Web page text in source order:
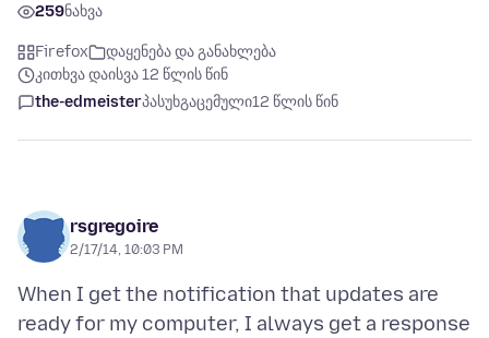
259ნახვა
Firefox
დაყენება და განახლება
კითხვა დაისვა 12 წლის წინ
the-edmeisterპასუხგაცემული12 წლის წინ
rsgregoire
2/17/14, 10:03 PM
When I get the notification that updates are
ready for my computer, I always get a response